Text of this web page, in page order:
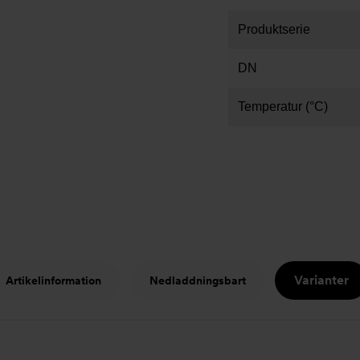
Produktserie
DN
Temperatur (°C)
Artikelinformation Nedladdningsbart Varianter